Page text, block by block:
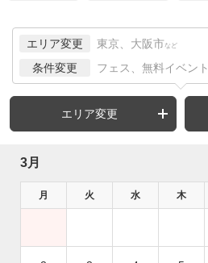
エリア変更 東京、大阪市 など
条件変更 フェス、無料イベント
エリア変更
3月
月 火 水 木